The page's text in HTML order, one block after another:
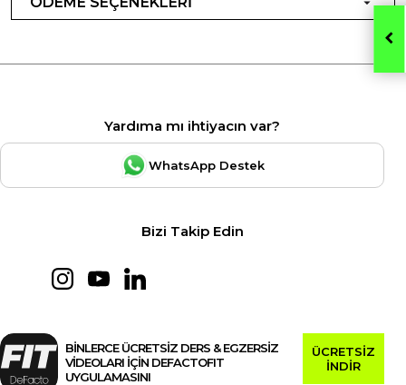
Yardıma mı ihtiyacın var?
WhatsApp Destek
Bizi Takip Edin
BİNLERCE ÜCRETSİZ DERS & EGZERSİZ
VİDEOLARI İÇİN DEFACTOFIT
UYGULAMASINI
ÜCRETSİZ
İNDİR